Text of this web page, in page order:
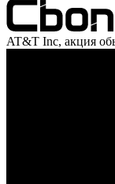
AT&T Inc, акция